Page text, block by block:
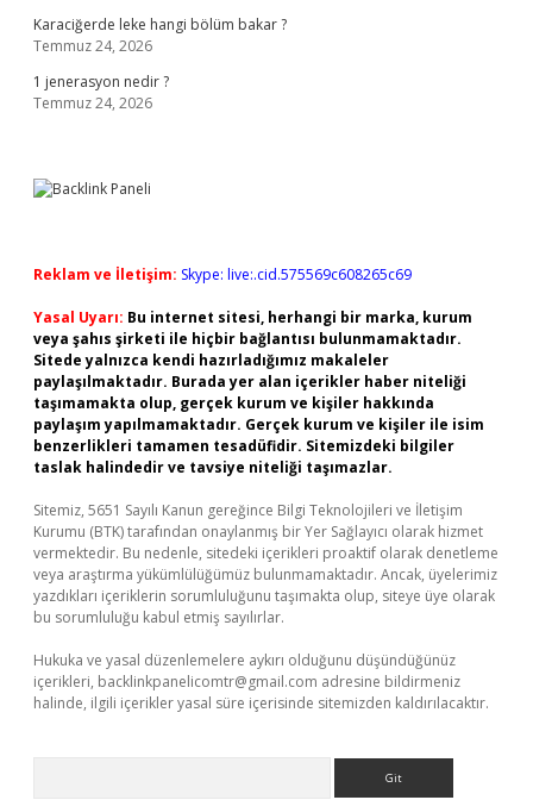
Karaciğerde leke hangi bölüm bakar ?
Temmuz 24, 2026
1 jenerasyon nedir ?
Temmuz 24, 2026
Reklam ve İletişim: Skype: live:.cid.575569c608265c69
Yasal Uyarı: Bu internet sitesi, herhangi bir marka, kurum
veya şahıs şirketi ile hiçbir bağlantısı bulunmamaktadır.
Sitede yalnızca kendi hazırladığımız makaleler
paylaşılmaktadır. Burada yer alan içerikler haber niteliği
taşımamakta olup, gerçek kurum ve kişiler hakkında
paylaşım yapılmamaktadır. Gerçek kurum ve kişiler ile isim
benzerlikleri tamamen tesadüfidir. Sitemizdeki bilgiler
taslak halindedir ve tavsiye niteliği taşımazlar.
Sitemiz, 5651 Sayılı Kanun gereğince Bilgi Teknolojileri ve İletişim
Kurumu (BTK) tarafından onaylanmış bir Yer Sağlayıcı olarak hizmet
vermektedir. Bu nedenle, sitedeki içerikleri proaktif olarak denetleme
veya araştırma yükümlülüğümüz bulunmamaktadır. Ancak, üyelerimiz
yazdıkları içeriklerin sorumluluğunu taşımakta olup, siteye üye olarak
bu sorumluluğu kabul etmiş sayılırlar.
Hukuka ve yasal düzenlemelere aykırı olduğunu düşündüğünüz
içerikleri, backlinkpanelicomtr@gmail.com adresine bildirmeniz
halinde, ilgili içerikler yasal süre içerisinde sitemizden kaldırılacaktır.